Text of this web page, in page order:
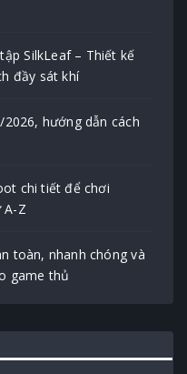
SilkLeaf – Thiết kế
đầy sát khí
hướng dẫn cách
chi tiết để chơi
A-Z
toàn, nhanh chóng và
game thủ